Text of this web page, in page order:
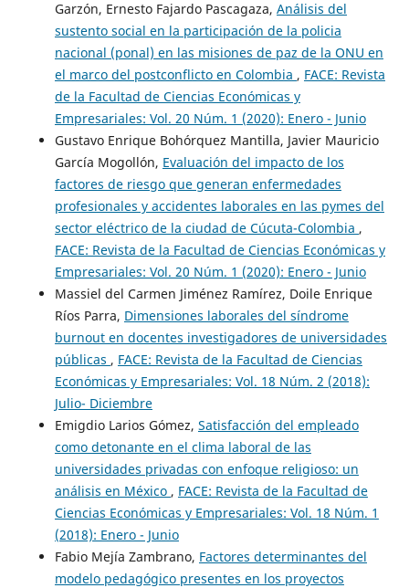
Garzón, Ernesto Fajardo Pascagaza, Análisis del
sustento social en la participación de la policia
nacional (ponal) en las misiones de paz de la ONU en
el marco del postconflicto en Colombia , FACE: Revista
de la Facultad de Ciencias Económicas y
Empresariales: Vol. 20 Núm. 1 (2020): Enero - Junio
Gustavo Enrique Bohórquez Mantilla, Javier Mauricio
García Mogollón, Evaluación del impacto de los
factores de riesgo que generan enfermedades
profesionales y accidentes laborales en las pymes del
sector eléctrico de la ciudad de Cúcuta-Colombia ,
FACE: Revista de la Facultad de Ciencias Económicas y
Empresariales: Vol. 20 Núm. 1 (2020): Enero - Junio
Massiel del Carmen Jiménez Ramírez, Doile Enrique
Ríos Parra, Dimensiones laborales del síndrome
burnout en docentes investigadores de universidades
públicas , FACE: Revista de la Facultad de Ciencias
Económicas y Empresariales: Vol. 18 Núm. 2 (2018):
Julio- Diciembre
Emigdio Larios Gómez, Satisfacción del empleado
como detonante en el clima laboral de las
universidades privadas con enfoque religioso: un
análisis en México , FACE: Revista de la Facultad de
Ciencias Económicas y Empresariales: Vol. 18 Núm. 1
(2018): Enero - Junio
Fabio Mejía Zambrano, Factores determinantes del
modelo pedagógico presentes en los proyectos